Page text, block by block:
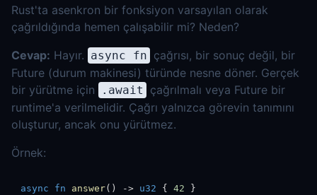
Rust'ta asenkron bir fonksiyon varsayılan olarak
çağrıldığında hemen çalışabilir mi? Neden?
Cevap: Hayır. async fn çağrısı, bir sonuç değil, bir
Future (durum makinesi) türünde nesne döner. Gerçek
bir yürütme için
.await
çağrılmalı veya Future bir
runtime'a verilmelidir. Çağrı yalnızca görevin tanımını
oluşturur, ancak onu yürütmez.
Örnek:
async fn answer( ) -> u32 { 42
}